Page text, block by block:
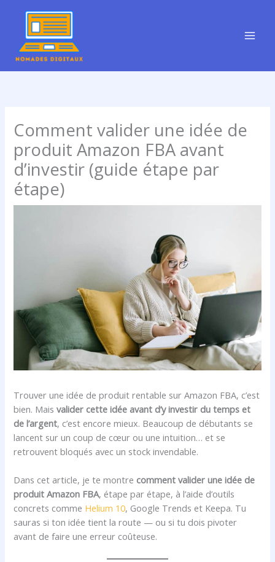
contenu
Comment valider une idée de
produit Amazon FBA avant
d’investir (guide étape par
étape)
Trouver une idée de produit rentable sur Amazon FBA, c’est
bien. Maisvalider cette idée avant d’y investir du temps et
de l’argent, c’est encore mieux. Beaucoup de débutants se
lancent sur un coup de cœur ou une intuition… et se
retrouvent bloqués avec un stock invendable.
Dans cet article, je te montre comment valider une idée de
produit Amazon FBA, étape par étape, à l’aide d’outils
concrets comme Helium 10, Google Trends et Keepa. Tu
sauras si ton idée tient la route — ou si tu dois pivoter
avant de faire une erreur coûteuse.